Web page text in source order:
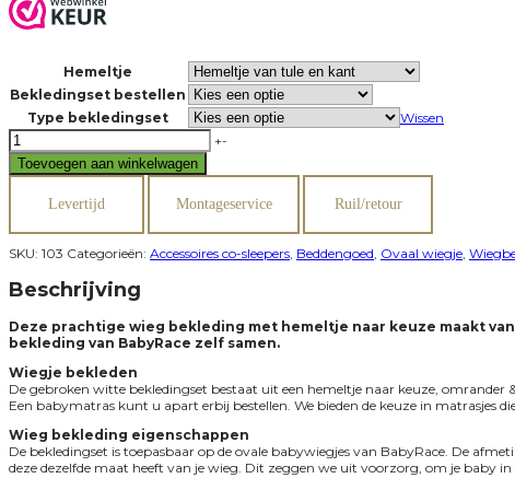
Hemeltje
Bekledingset bestellen
Type bekledingset
Wissen
Wieg
bekleding
&
BabyRace
+-
Toevoegen aan winkelwagen
Levertijd Montageservice Ruil/retour
SKU: 103 Categorieën: Accessoires co-sleepers, Beddengoed, Ovaal wiegje,
Beschrijving
Deze prachtige wieg bekleding met hemeltje naar keuze maakt
bekleding van BabyRace zelf samen.
Wiegje bekleden
De gebroken witte bekledingset bestaat uit een hemeltje naar keuze, omrander
Een babymatras kunt u apart erbij bestellen. We bieden de keuze in matrasjes
Wieg bekleding eigenschappen
De bekledingset is toepasbaar op de ovale babywiegjes van BabyRace. De
deze dezelfde maat heeft van je wieg. Dit zeggen we uit voorzorg, om je baby